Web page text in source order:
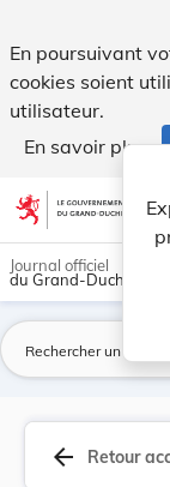
En poursuivant
cookies soient
utilisateur.
En savoir plus
Aller au contenu
Journal officiel
du Grand-Duché de
arrow_back Retour